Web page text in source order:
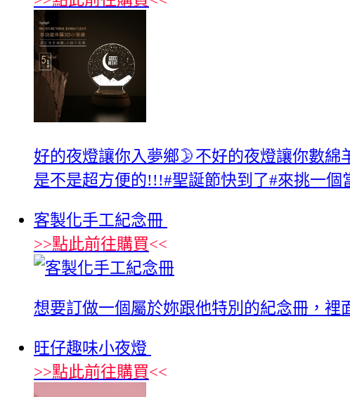
好的夜燈讓你入夢鄉🌛不好的夜燈讓你數綿
是不是超方便的!!!#聖誕節快到了#來挑一個
客製化手工紀念冊
>>點此前往購買<<
想要訂做一個屬於妳跟他特別的紀念冊，
旺仔趣味小夜燈
>>點此前往購買<<